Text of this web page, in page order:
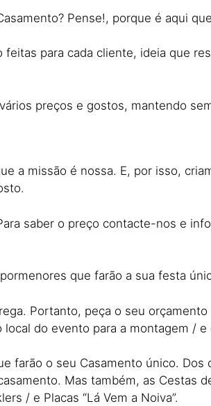
Pense!, porque é aqui
para cada cliente, ideia que
preços e gostos, mantendo
a missão é nossa. E, por isso,
saber o preço contacte-nos e
que farão a sua festa
Portanto, peça o seu
do evento para a montagem / e
farão o seu Casamento único.
Mas também, as Cestas
/ e Placas “Lá Vem a Noiva”.